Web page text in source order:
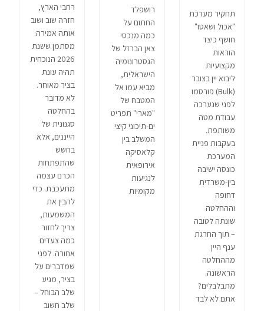
תחקיר מערכת
"אכול ושאטו"
חושף כיצד
הוראות
מקצועיות
ליבוא יין בצובר
(Bulk) פורסמו
לפני שנערכה
עבודת מטה
משותפת.
בעקבות פניית
המערכת
כונסה ישיבה
בין-משרדית
דחופה
וההחלטה
שונתה לטובה
– תוך החרגת
ענף היין
מההחלטה
הראשונה.
מתבלבלים?
אתם לא לבד
רושפלד
החתום על
כמה מנכסי
צאן הברזל של
הגסטרונומיה
הישראלית,
מביא עמו אל
המטבח של
"מארי" תפריט
ים-תיכוני קיצי
המשלב בין
קלאסיקה
אירופאית
לנגיעות
מקומיות
רחבי הארץ,
חזרה שוב ושוב
אותה אמירה:
מסתמן ששנת
2026 הנוכחית
תהיה עונת
בציר מאוחר.
לא מדובר
בהחלטה
סגנונית של
הייננים, אלא
בחשש
שהתפתחות
הכרם עצמה
מתעכבת. כדי
להבין את
המשמעות,
צריך לחזור
כמה צעדים
אחורה. לפני
שמדברים על
בציר, מגיע
שלב הבוחל –
שלב חשוב